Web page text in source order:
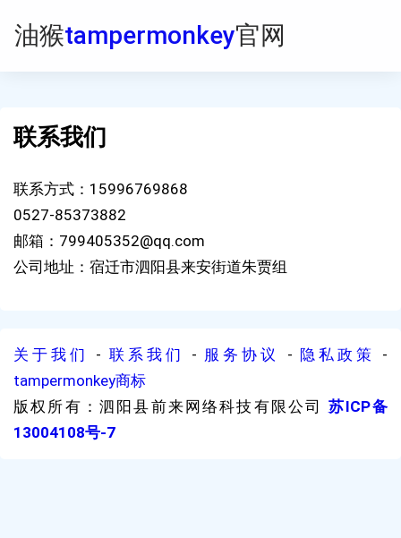
油猴tampermonkey官网
联系我们
联系方式：15996769868
0527-85373882
邮箱：799405352@qq.com
公司地址：宿迁市泗阳县来安街道朱贾组
关于我们 - 联系我们 - 服务协议 - 隐私政策
-
tampermonkey商标
版权所有：泗阳县前来网络科技有限公司 苏ICP备
13004108号-7